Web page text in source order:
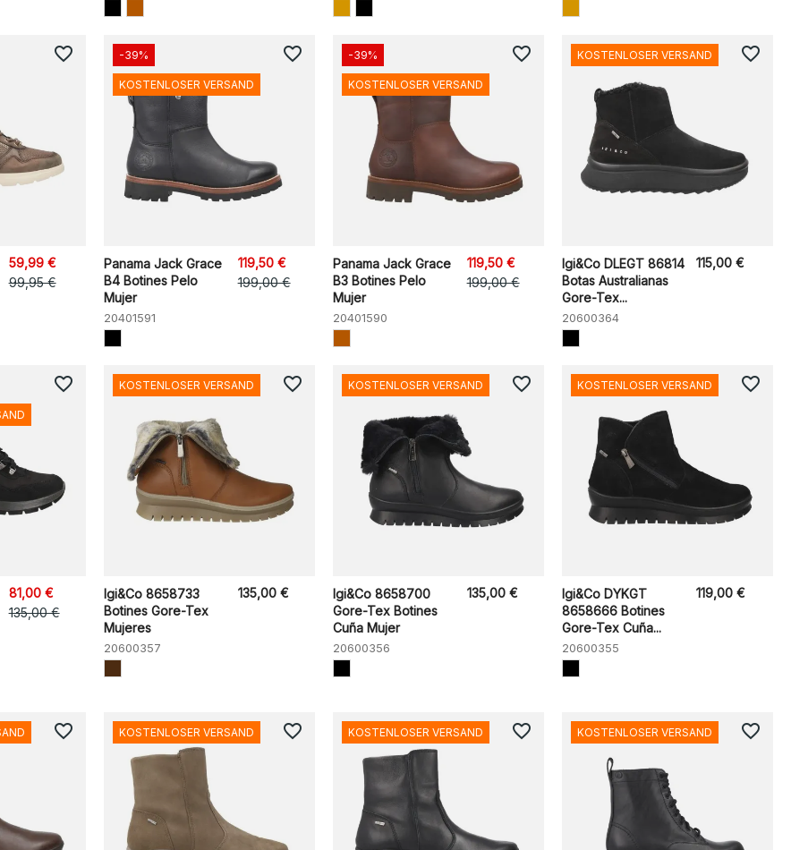
59,99 €
99,95 €
favorite_border
Panama Jack Grace
B4 Botines Pelo
Mujer
20401591
119,50 €
199,00 €
-39%
KOSTENLOSER VERSAND
favorite_border
Panama Jack Grace
B3 Botines Pelo
Mujer
20401590
119,50 €
199,00 €
-39%
KOSTENLOSER VERSAND
favorite_border
Igi&Co DLEGT 86814
Botas Australianas
Gore-Tex...
20600364
115,00 €
KOSTENLOSER VERSAND favorite_border
81,00 €
135,00 €
favorite_border
Igi&Co 8658733
Botines Gore-Tex
Mujeres
20600357
135,00 €
KOSTENLOSER VERSAND favorite_border
Igi&Co 8658700
Gore-Tex Botines
Cuña Mujer
20600356
135,00 €
KOSTENLOSER VERSAND favorite_border
Igi&Co DYKGT
8658666 Botines
Gore-Tex Cuña...
20600355
119,00 €
KOSTENLOSER VERSAND favorite_border
favorite_border KOSTENLOSER VERSAND favorite_border KOSTENLOSER VERSAND favorite_border KOSTENLOSER VERSAND favorite_border